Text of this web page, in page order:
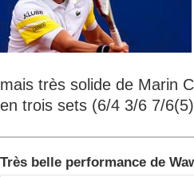
mais très solide de Marin
en trois sets (6/4 3/6 7/
Très belle performance de